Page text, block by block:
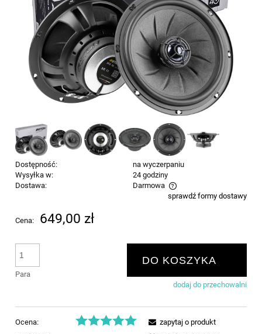
Dostępność:
na wyczerpaniu
Wysyłka w:
24 godziny
Dostawa:
Darmowa
Cena nie zawiera ewentualnych kosztów płatnościsprawdź formy dostawy
Cena: 649,00 zł
Para
DO KOSZYKA
dodaj do przechowalni
Ocena:
zapytaj o produkt